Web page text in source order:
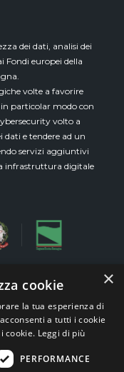
dei dati, analisi dei
Fondi europei della
volte a favorire
particolar modo con
volto a
dati e tendere ad un
servizi aggiuntivi
infrastruttura digitale
(Modena)
e Associati s.r.l.
| Supporto alle
×
cookie
la tua esperienza di
a tutti i cookie
cookie. Leggi di più
PERFORMANCE